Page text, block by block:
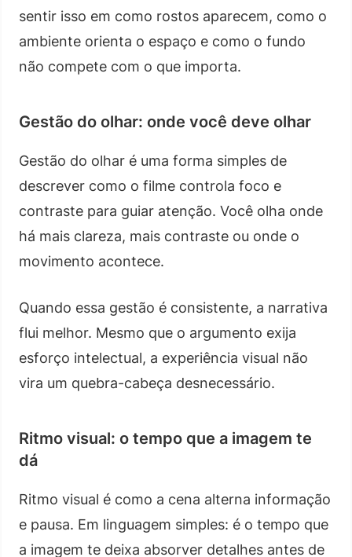
sentir isso em como rostos aparecem, como o
ambiente orienta o espaço e como o fundo
não compete com o que importa.
Gestão do olhar: onde você deve olhar
Gestão do olhar é uma forma simples de
descrever como o filme controla foco e
contraste para guiar atenção. Você olha onde
há mais clareza, mais contraste ou onde o
movimento acontece.
Quando essa gestão é consistente, a narrativa
flui melhor. Mesmo que o argumento exija
esforço intelectual, a experiência visual não
vira um quebra-cabeça desnecessário.
Ritmo visual: o tempo que a imagem te
dá
Ritmo visual é como a cena alterna informação
e pausa. Em linguagem simples: é o tempo que
a imagem te deixa absorver detalhes antes de